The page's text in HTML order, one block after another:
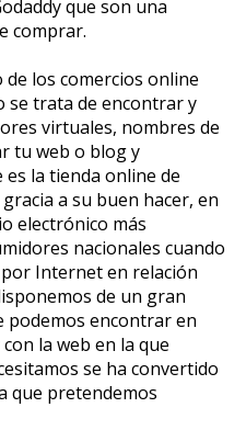
que son una
comprar.
los comercios online
se trata de encontrar y
virtuales, nombres de
tu web o blog y
la tienda online de
a su buen hacer, en
electrónico más
nacionales cuando
Internet en relación
de un gran
podemos encontrar en
la web en la que
se ha convertido
que pretendemos